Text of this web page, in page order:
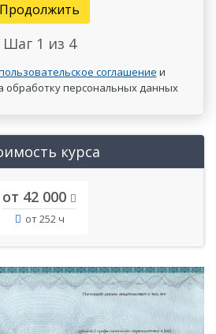
Продолжить
Шаг 1 из 4
соглашение и
обработку персональных данных
курса
от 42 000
от 252 ч